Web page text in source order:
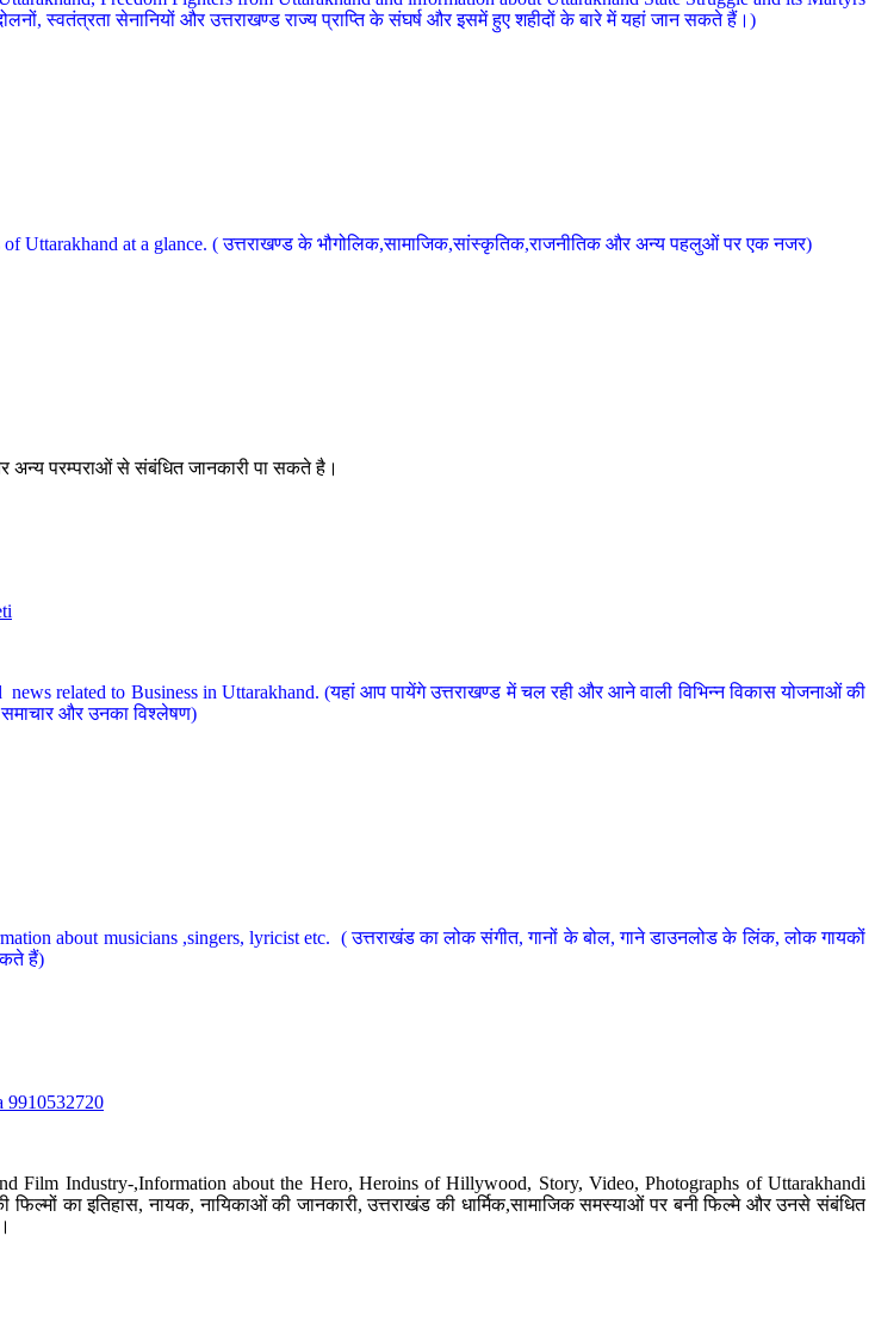
स्वतंत्रता सेनानियों और उत्तराखण्ड राज्य प्राप्ति के संघर्ष और इसमें हुए शहीदों के बारे में यहां जान सकते हैं।)
Uttarakhand at a glance. ( उत्तराखण्ड के भौगोलिक,सामाजिक,सांस्कृतिक,राजनीतिक और अन्य पहलुओं पर एक नजर)
अन्य परम्पराओं से संबंधित जानकारी पा सकते है।
related to Business in Uttarakhand. (यहां आप पायेंगे उत्तराखण्ड में चल रही और आने वाली विभिन्न विकास योजनाओं की
समाचार और उनका विश्लेषण)
about musicians ,singers, lyricist etc. ( उत्तराखंड का लोक संगीत, गानों के बोल, गाने डाउनलोड के लिंक, लोक गायकों
हैं)
9910532720
Film Industry-,Information about the Hero, Heroins of Hillywood, Story, Video, Photographs of Uttarakhandi
का इतिहास, नायक, नायिकाओं की जानकारी, उत्तराखंड की धार्मिक,सामाजिक समस्याओं पर बनी फिल्मे और उनसे संबंधित